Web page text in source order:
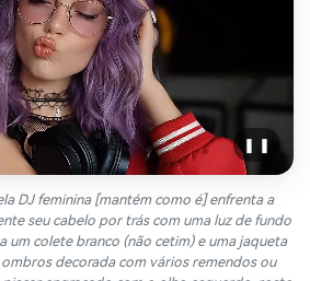
❚ ❚
DJ feminina [mantém como é] enfrenta a
seu cabelo por trás com uma luz de fundo
um colete branco (não cetim) e uma jaqueta
decorada com vários remendos ou